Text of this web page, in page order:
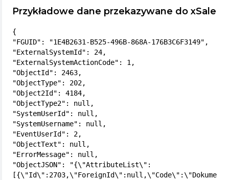
Przykładowe dane przekazywane do xSale
{
"FGUID": "1E4B2631-B525-496B-868A-176B3C6F3149",
"ExternalSystemId": 24,
"ExternalSystemActionCode": 1,
"ObjectId": 2463,
"ObjectType": 202,
"Object2Id": 4184,
"ObjectType2": null,
"SystemUserId": null,
"SystemUsername": null,
"EventUserId": 2,
"ObjectText": null,
"ErrorMessage": null,
"ObjectJSON": "{\"AttributeList\":
[{\"Id\":2703,\"ForeignId\":null,\"Code\":\"Dokume